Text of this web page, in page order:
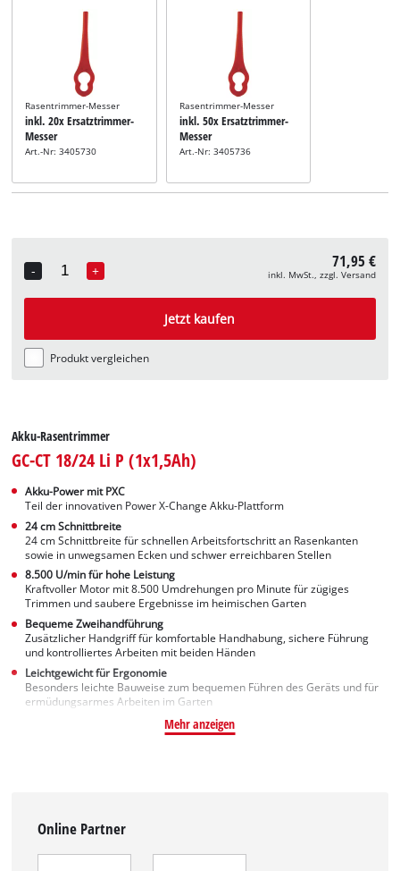
Rasentrimmer-Messer
inkl. 20x Ersatztrimmer-
Messer
Art.-Nr: 3405730
Rasentrimmer-Messer
inkl. 50x Ersatztrimmer-
Messer
Art.-Nr: 3405736
-
Quantity
+ 71,95 €
inkl. MwSt., zzgl. Versand
Jetzt kaufen
Produkt vergleichen
Akku-Rasentrimmer
GC-CT 18/24 Li P (1x1,5Ah)
Akku-Power mit PXC
Teil der innovativen Power X-Change Akku-Plattform
24 cm Schnittbreite
24 cm Schnittbreite für schnellen Arbeitsfortschritt an Rasenkanten
sowie in unwegsamen Ecken und schwer erreichbaren Stellen
8.500 U/min für hohe Leistung
Kraftvoller Motor mit 8.500 Umdrehungen pro Minute für zügiges
Trimmen und saubere Ergebnisse im heimischen Garten
Bequeme Zweihandführung
Zusätzlicher Handgriff für komfortable Handhabung, sichere Führung
und kontrolliertes Arbeiten mit beiden Händen
Leichtgewicht für Ergonomie
Besonders leichte Bauweise zum bequemen Führen des Geräts und für
ermüdungsarmes Arbeiten im Garten
Mehr anzeigen
Online Partner